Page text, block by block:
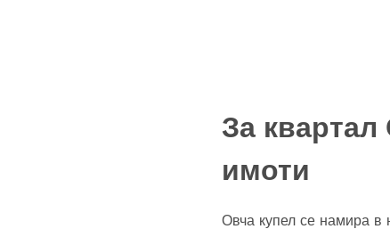
За
имоти
Овча купел се намира в